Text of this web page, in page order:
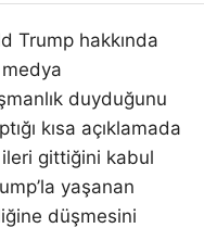
Trump hakkında
duyduğunu
kısa açıklamada
ileri gittiğini kabul
yaşanan
düşmesini